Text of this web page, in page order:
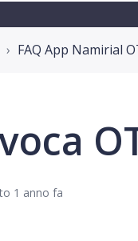
FAQ App Namirial
1 anno fa